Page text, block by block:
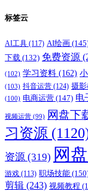
标签云
AI工具 (117) AI绘画
下载 (132) 免费资源
(102) 学习资料 (162)
(103) 抖音运营 (124) 摄
(100) 电商运营 (147) 电
视频运营 (99) 网盘下
习资源
资源 (319) 网
游戏 (113) 职场技能
剪辑 (243) 视频教程